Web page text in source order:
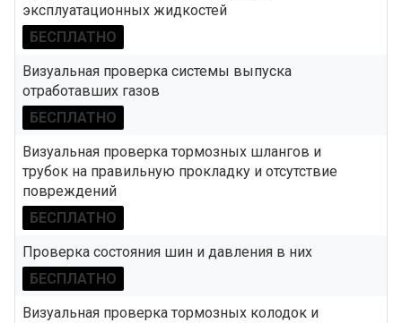
эксплуатационных жидкостей
БЕСПЛАТНО
Визуальная проверка системы выпуска
отработавших газов
БЕСПЛАТНО
Визуальная проверка тормозных шлангов и
трубок на правильную прокладку и отсутствие
повреждений
БЕСПЛАТНО
Проверка состояния шин и давления в них
БЕСПЛАТНО
Визуальная проверка тормозных колодок и